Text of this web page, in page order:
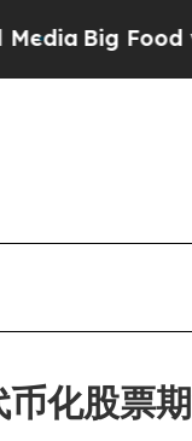
Food vs. The
化股票